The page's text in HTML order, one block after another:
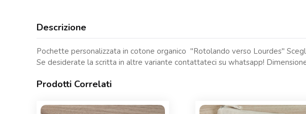
Descrizione
Pochette personalizzata in cotone organico "Rotolando verso Lourdes"
Se desiderate la scritta in altre variante contattateci su whatsapp!
Prodotti Correlati